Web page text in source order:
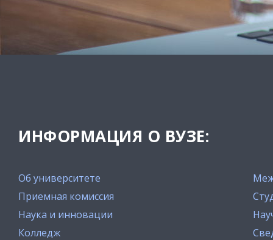
ИНФОРМАЦИЯ О ВУЗЕ:
Об университете
Приемная комиссия
Наука и инновации
Колледж